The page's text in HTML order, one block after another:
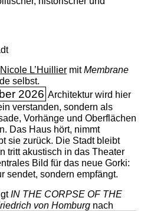
Nicole L’Huilliermit ­Membrane
selbst.
2026 Architektur wird hier
verstanden, sondern als
Vorhänge und Oberflächen
Das Haus hört, nimmt
sie zurück. Die Stadt bleibt
tritt akustisch in das Theater
Bild für das neue Gorki:
sendet, sondern empfängt.
IN THE CORPSE OF THE
von Homburgnach